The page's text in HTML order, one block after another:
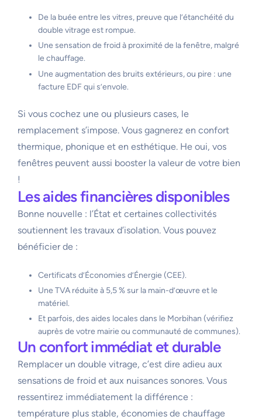
De la buée entre les vitres, preuve que l’étanchéité du
double vitrage est rompue.
Une sensation de froid à proximité de la fenêtre, malgré
le chauffage.
Une augmentation des bruits extérieurs, ou pire : une
facture EDF qui s’envole.
Si vous cochez une ou plusieurs cases, le
remplacement s’impose. Vous gagnerez en confort
thermique, phonique et en esthétique. He oui, vos
fenêtres peuvent aussi booster la valeur de votre bien
!
Les aides financières disponibles
Bonne nouvelle : l’État et certaines collectivités
soutiennent les travaux d’isolation. Vous pouvez
bénéficier de :
Certificats d’Économies d’Énergie (CEE).
Une TVA réduite à 5,5 % sur la main-d’œuvre et le
matériel.
Et parfois, des aides locales dans le Morbihan (vérifiez
auprès de votre mairie ou communauté de communes).
Un confort immédiat et durable
Remplacer un double vitrage, c’est dire adieu aux
sensations de froid et aux nuisances sonores. Vous
ressentirez immédiatement la différence :
température plus stable, économies de chauffage